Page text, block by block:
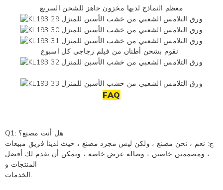
معظم النماذج لديها مخزون جاهز للشحن السريع
نقوم بشحن أطنان من فيلم زجاجي كل اسبوع .
FAQ
Q1: هل أنت مصنع؟
ج: نعم ، نحن مصنع ، ولكن ليس مجرد مصنع ، حيث لدينا فريق مبيعات
، ومصممين خاصين ، وصالة عرض خاصة ، ويمكن أن نقدم لك أفضل
المنتجات و
الخدمات.